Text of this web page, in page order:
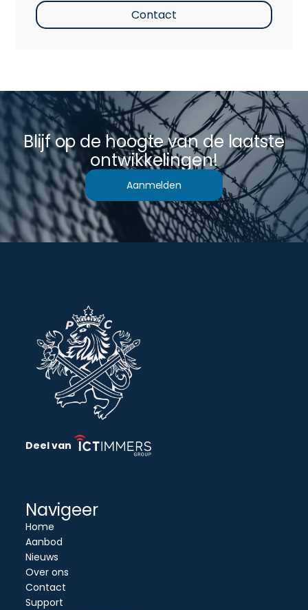
Contact
Blijf op de hoogte van de laatste
ontwikkelingen!
Aanmelden
Deel van
Navigeer
Home
Aanbod
Nieuws
Over ons
Contact
Support